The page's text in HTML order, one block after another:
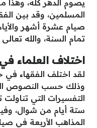
يصوم الدهر كله، وهذا
المسلمين، وقد بين
صيام عشرة أشهر
تمام السنة، والله تعالى
اختلاف
لقد اختلف الفقهاء
وذلك حسب النصوص
التفسيرات التي
ستة أيام من شوال،
المذاهب الأربعة في